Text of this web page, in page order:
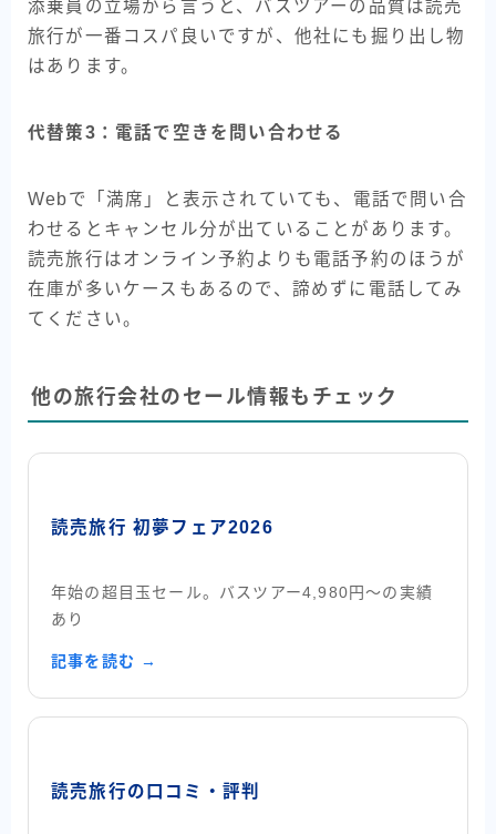
添乗員の立場から言うと、バスツアーの品質は読売
旅行が一番コスパ良いですが、他社にも掘り出し物
はあります。
代替策3：電話で空きを問い合わせる
Webで「満席」と表示されていても、電話で問い合
わせるとキャンセル分が出ていることがあります。
読売旅行はオンライン予約よりも電話予約のほうが
在庫が多いケースもあるので、諦めずに電話してみ
てください。
他の旅行会社のセール情報もチェック
読売旅行 初夢フェア2026
年始の超目玉セール。バスツアー4,980円〜の実績
あり
記事を読む →
読売旅行の口コミ・評判